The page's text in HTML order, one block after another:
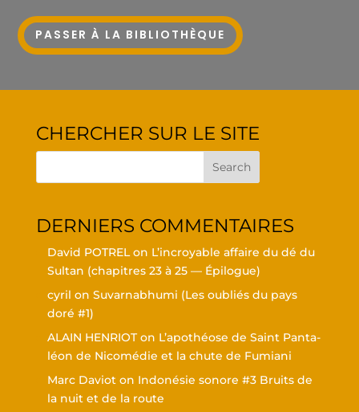
PAS­SER À LA BIBLIOTHÈQUE
CHER­CHER SUR LE SITE
DER­NIERS COMMENTAIRES
David POTRELon L’in­croyable affaire du dé du
Sul­tan (cha­pitres 23 à 25 — Épilogue)
cyril on Suvar­nabhu­mi (Les oubliés du pays
doré #1)
ALAIN HENRIOTon L’a­po­théose de Saint Pan­ta­
léon de Nico­mé­die et la chute de Fumiani
Marc Davioton Indo­né­sie sonore #3 Bruits de
la nuit et de la route